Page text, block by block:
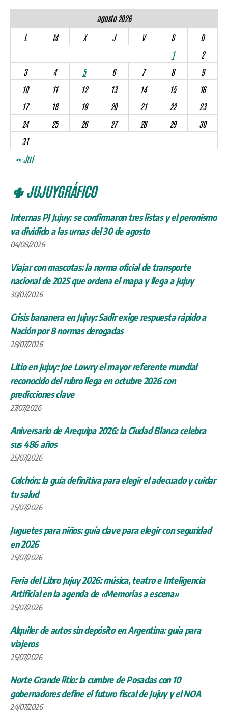
agosto 2026
L
M X J V S
D
1
2
3
4 5 6 7 8
9
10
11 12 13 14 15
16
17
18 19 20 21 22
23
24
25 26 27 28 29
30
31
« Jul
🌵 JUJUYGRÁFICO
Internas PJ Jujuy: se confirmaron tres listas y el peronismo
va dividido a las urnas del 30 de agosto
04/08/2026
Viajar con mascotas: la norma oficial de transporte
nacional de 2025 que ordena el mapa y llega a Jujuy
30/07/2026
Crisis bananera en Jujuy: Sadir exige respuesta rápido a
Nación por 8 normas derogadas
28/07/2026
Litio en Jujuy: Joe Lowry el mayor referente mundial
reconocido del rubro llega en octubre 2026 con
predicciones clave
27/07/2026
Aniversario de Arequipa 2026: la Ciudad Blanca celebra
sus 486 años
25/07/2026
Colchón: la guía definitiva para elegir el adecuado y cuidar
tu salud
25/07/2026
Juguetes para niños: guía clave para elegir con seguridad
en 2026
25/07/2026
Feria del Libro Jujuy 2026: música, teatro e Inteligencia
Artificial en la agenda de «Memorias a escena»
25/07/2026
Alquiler de autos sin depósito en Argentina: guía para
viajeros
25/07/2026
Norte Grande litio: la cumbre de Posadas con 10
gobernadores define el futuro fiscal de Jujuy y el NOA
24/07/2026